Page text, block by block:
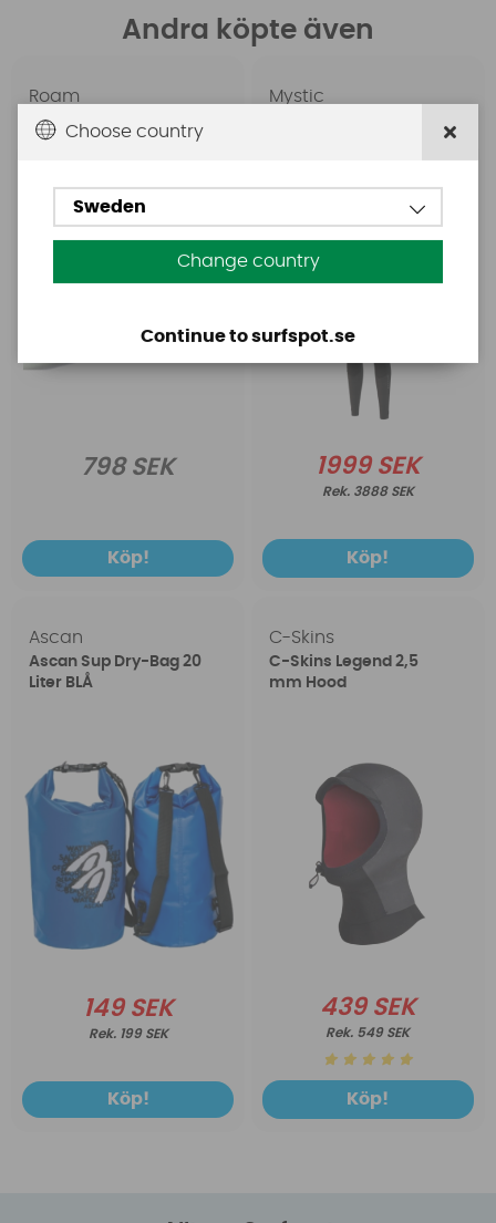
Andra köpte även
Roam
ROAM Thruster Fin Set
Allround Large two Tab
798 SEK
Köp!
Mystic
1999 SEK
3888 SEK
Köp!
Ascan
Ascan Sup Dry-Bag 20
Liter BLÅ
149 SEK
199 SEK
Köp!
C-Skins
C-Skins Legend 2,5
mm Hood
439 SEK
549 SEK
Köp!
Choose country
Sweden
Change country
Continue to surfspot.se